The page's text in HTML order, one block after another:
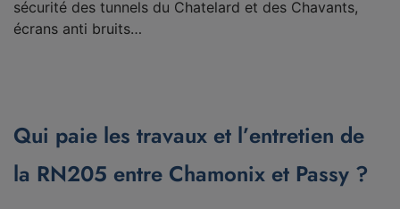
sécurité des tunnels du Chatelard et des Chavants,
écrans anti bruits…
Qui paie les travaux et l’entretien de
la RN205 entre Chamonix et Passy ?